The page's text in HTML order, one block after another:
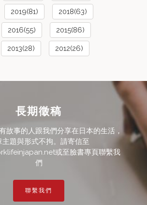
2019(81) 2018(63)
2016(55) 2015(86)
2013(28) 2012(26)
長期徵稿
故事的人跟我們分享在日本的生活，
主題與形式不拘。請寄信至
或至臉書專頁聯繫我
們
聯繫我們